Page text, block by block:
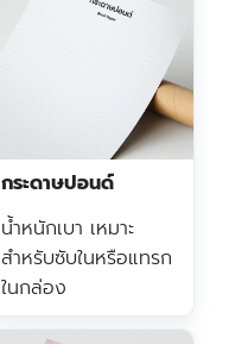
กระดาษปอนด์
น้ำหนักเบา เหมาะ
สำหรับซับในหรือแทรก
ในกล่อง